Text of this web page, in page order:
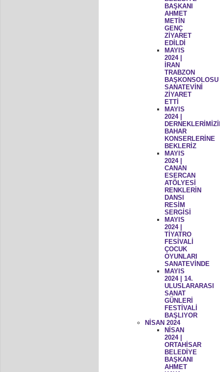
BAŞKANI
AHMET
METİN
GENÇ
ZİYARET
EDİLDİ
MAYIS
2024 |
İRAN
TRABZON
BAŞKONSOLOSU
SANATEVİNİ
ZİYARET
ETTİ
MAYIS
2024 |
BAHAR
KONSERLERİNE
BEKLERİZ
MAYIS
2024 |
CANAN
ESERCAN
ATÖLYESİ
RENKLERİN
DANSI
RESİM
SERGİSİ
MAYIS
2024 |
TİYATRO
FESİVALİ
ÇOCUK
OYUNLARI
SANATEVİNDE
MAYIS
2024 | 14.
ULUSLARARASI
SANAT
GÜNLERİ
FESTİVALİ
BAŞLIYOR
NİSAN 2024
NİSAN
2024 |
ORTAHİSAR
BELEDİYE
BAŞKANI
AHMET